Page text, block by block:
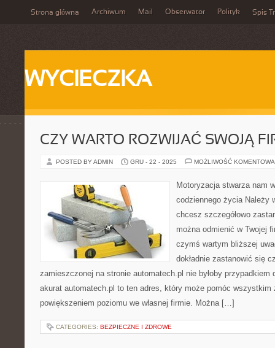
Strona główna Archiwum Mail Obserwator Polityk Spis
WYCIECZKA
CZY WARTO ROZWIJAĆ SWOJĄ
POSTED BY ADMIN GRU - 22 - 2025 MOŻLIWOŚĆ
Motoryzacja stwarza nam
codziennego życia Należy
chcesz szczegółowo
można odmienić w Twojej
czymś wartym bliższej
dokładnie zastanowić się
zamieszczonej na stronie automatech.pl nie byłoby przypadkiem
akurat automatech.pl to ten adres, który może pomóc wszystkim
powiększeniem poziomu we własnej firmie. Można […]
CATEGORIES: BEZPIECZNE I ZDROWE